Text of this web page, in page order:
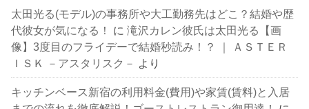
太田光る(モデル)の事務所や大工勤務先はどこ？結婚や歴
代彼女が気になる！
に滝沢カレン彼氏は太田光る【画
像】3度目のフライデーで結婚秒読み！？ ｜ ＡＳＴＥＲ
ＩＳＫ －アスタリスク－ より
キッチンベース新宿の利用料金(費用)や家賃(賃料)と入居